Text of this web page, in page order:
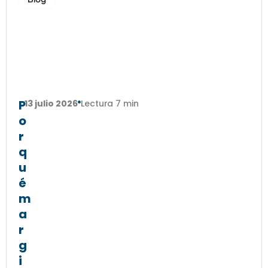
P
o
r
q
u
é
m
a
r
g
i
13 julio 2026 Lectura 7 min